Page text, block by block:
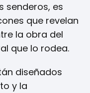
senderos, es
que revelan
la obra del
que lo rodea.
diseñados
y la